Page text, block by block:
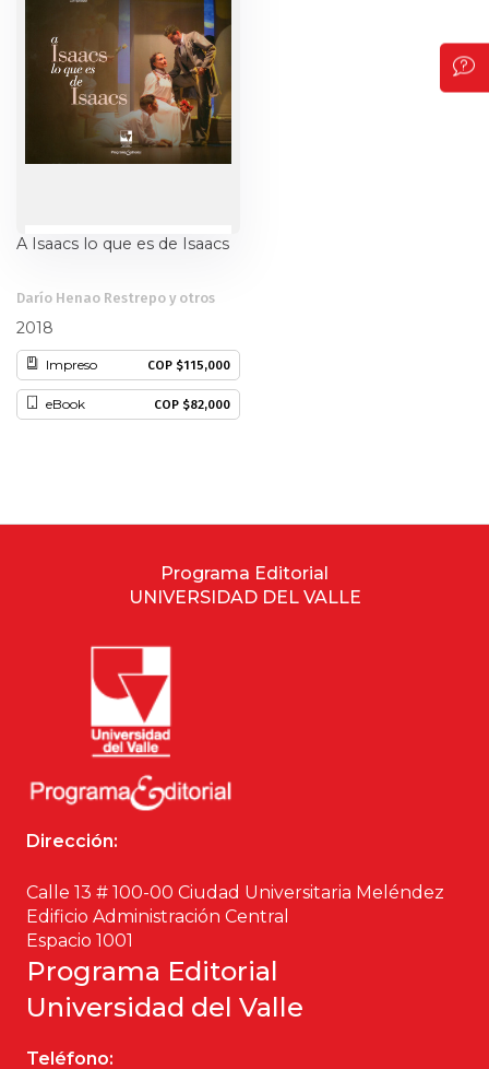
A Isaacs lo que es de Isaacs
Darío Henao Restrepo y otros
2018
Impreso COP $115,000
eBook COP $82,000
Programa Editorial
UNIVERSIDAD DEL VALLE
Dirección:
Calle 13 # 100-00 Ciudad Universitaria Meléndez
Edificio Administración Central
Espacio 1001
Programa Editorial
Universidad del Valle
Teléfono: